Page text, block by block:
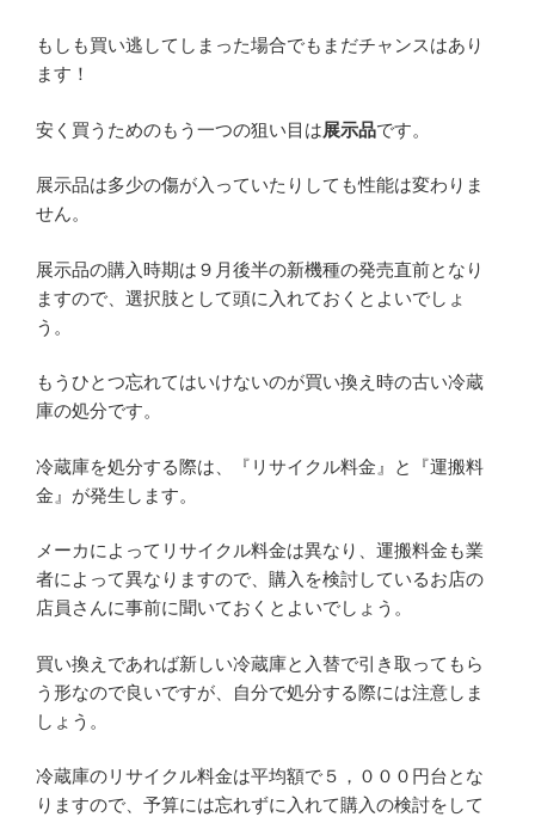
もしも買い逃してしまった場合でもまだチャンスはあり
ます！
安く買うためのもう一つの狙い目は展示品です。
展示品は多少の傷が入っていたりしても性能は変わりま
せん。
展示品の購入時期は９月後半の新機種の発売直前となり
ますので、選択肢として頭に入れておくとよいでしょ
う。
もうひとつ忘れてはいけないのが買い換え時の古い冷蔵
庫の処分です。
冷蔵庫を処分する際は、『リサイクル料金』と『運搬料
金』が発生します。
メーカによってリサイクル料金は異なり、運搬料金も業
者によって異なりますので、購入を検討しているお店の
店員さんに事前に聞いておくとよいでしょう。
買い換えであれば新しい冷蔵庫と入替で引き取ってもら
う形なので良いですが、自分で処分する際には注意しま
しょう。
冷蔵庫のリサイクル料金は平均額で５，０００円台とな
りますので、予算には忘れずに入れて購入の検討をして